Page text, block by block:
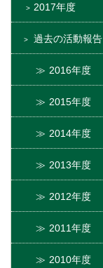
2017年度
過去の活動報告
2016年度
2015年度
2014年度
2013年度
2012年度
2011年度
2010年度